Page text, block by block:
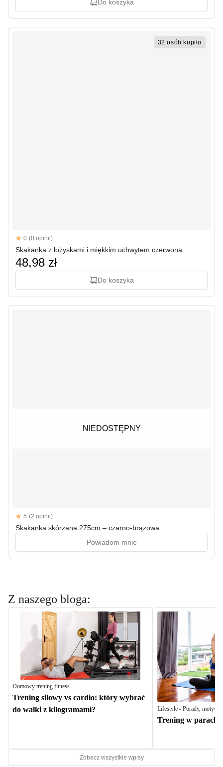
Do koszyka
32 osób kupiło
Reviews
0 (0 opinii)
Skakanka z łożyskami i miękkim uchwytem czerwona
48,98 zł
Do koszyka
NIEDOSTĘPNY
NIEDOSTĘPNY
Reviews
5 out of 5 stars
5 (2 opinii)
Skakanka skórzana 275cm – czarno-brązowa
Powiadom mnie
Z naszego bloga:
Domowy trening fitness
Trening siłowy vs cardio: który wybrać
do walki z kilogramami?
Lifestyle - Porady,
Trening w parach
Zobacz wszystkie wpisy